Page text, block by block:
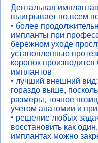
Дентальная
выигрывает по всем
• более
импланты при
бережном уходе
установленные
коронок
имплантов
• лучший внешний
гораздо выше,
размеры, точное
учетом анатомии и
• решение любых
восстановить как
имплантах можно